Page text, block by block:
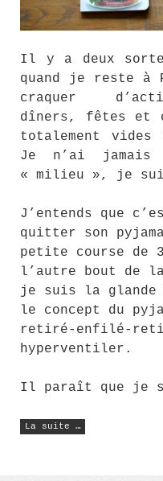
Il y a deux
quand je reste à
craquer
dîners, fêtes et
totalement
Je n’ai jamais
« milieu », je
J’entends que
quitter son
petite course de
l’autre bout de
je suis la
le concept du
retiré-enfilé-
hyperventiler.
Il paraît que je
La suite …
«
mon